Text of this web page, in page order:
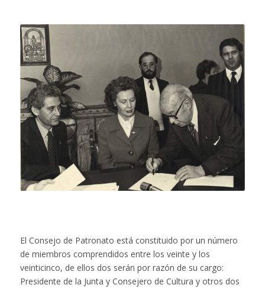
El Consejo de Patronato está constituido por un número
de miembros comprendidos entre los veinte y los
veinticinco, de ellos dos serán por razón de su cargo:
Presidente de la Junta y Consejero de Cultura y otros dos